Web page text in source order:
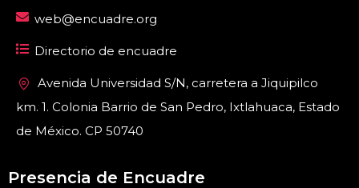
web@encuadre.org
Directorio de encuadre
Avenida Universidad S/N, carretera a Jiquipilco
km. 1. Colonia Barrio de San Pedro, Ixtlahuaca, Estado
de México. CP 50740
Presencia de Encuadre